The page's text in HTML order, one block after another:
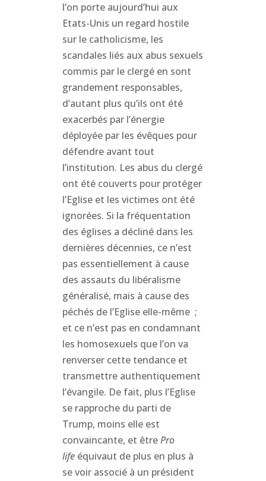
l’on porte aujourd’hui aux
Etats-Unis un regard hostile
sur le catholicisme, les
scandales liés aux abus sexuels
commis par le clergé en sont
grandement responsables,
d’autant plus qu’ils ont été
exacerbés par l’énergie
déployée par les évêques pour
défendre avant tout
l’institution. Les abus du clergé
ont été couverts pour protéger
l’Eglise et les victimes ont été
ignorées. Si la fréquentation
des églises a décliné dans les
dernières décennies, ce n’est
pas essentiellement à cause
des assauts du libéralisme
généralisé, mais à cause des
péchés de l’Eglise elle-même ;
et ce n’est pas en condamnant
les homosexuels que l’on va
renverser cette tendance et
transmettre authentiquement
l’évangile. De fait, plus l’Eglise
se rapproche du parti de
Trump, moins elle est
convaincante, et êtrePro
life équivaut de plus en plus à
se voir associé à un président